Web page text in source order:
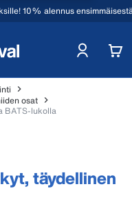
10% alennus
osat
BATS-lukolla
täydellinen